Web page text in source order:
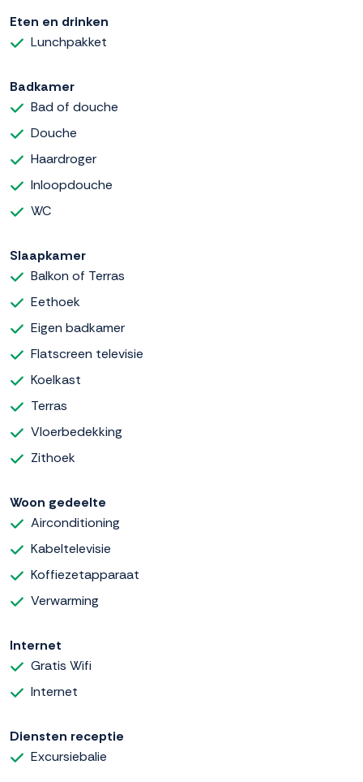
Eten en drinken
Lunchpakket
Badkamer
Bad of douche
Douche
Haardroger
Inloopdouche
WC
Slaapkamer
Balkon of Terras
Eethoek
Eigen badkamer
Flatscreen televisie
Koelkast
Terras
Vloerbedekking
Zithoek
Woon gedeelte
Airconditioning
Kabeltelevisie
Koffiezetapparaat
Verwarming
Internet
Gratis Wifi
Internet
Diensten receptie
Excursiebalie